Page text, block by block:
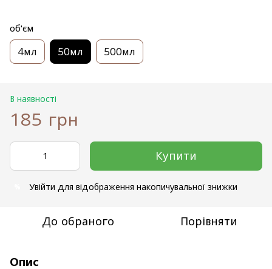
об'єм
4мл 50мл 500мл
В наявності
185 грн
Купити
Увійти для відображення накопичувальної знижки
До обраного Порівняти
Опис